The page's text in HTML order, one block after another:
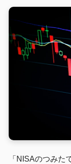
「NISAのつみた